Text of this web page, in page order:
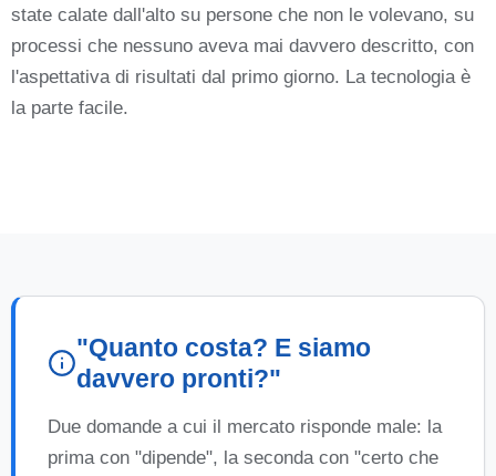
state calate dall'alto su persone che non le volevano, su
processi che nessuno aveva mai davvero descritto, con
l'aspettativa di risultati dal primo giorno. La tecnologia è
la parte facile.
"Quanto costa? E siamo
davvero pronti?"
Due domande a cui il mercato risponde male: la
prima con "dipende", la seconda con "certo che